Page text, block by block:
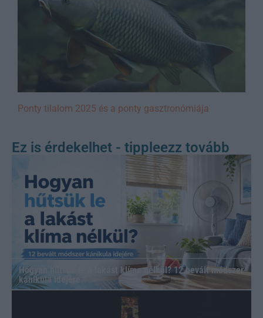
Ponty tilalom 2025 és a ponty gasztronómiája
Ez is érdekelhet - tippleezz tovább
Hogyan hűtsük le a lakást klíma nélkül? 12 bevált módszer
kánikula idejére